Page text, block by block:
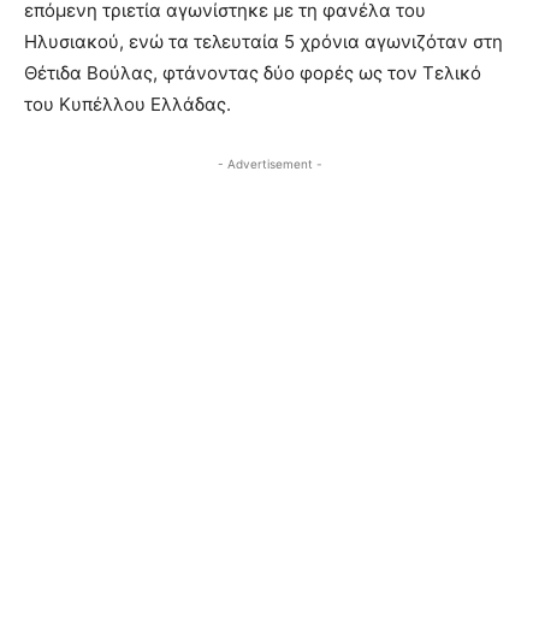
επόμενη τριετία αγωνίστηκε με τη φανέλα του
Ηλυσιακού, ενώ τα τελευταία 5 χρόνια αγωνιζόταν στη
Θέτιδα Βούλας, φτάνοντας δύο φορές ως τον Τελικό
του Κυπέλλου Ελλάδας.
- Advertisement -